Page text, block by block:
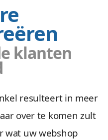
klanten
resulteert in meer
over te komen zult
wat uw webshop